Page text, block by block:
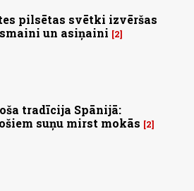
pilsētas svētki izvēršas
un asiņaini
2
tradīcija Spānijā:
suņu mirst mokās
2